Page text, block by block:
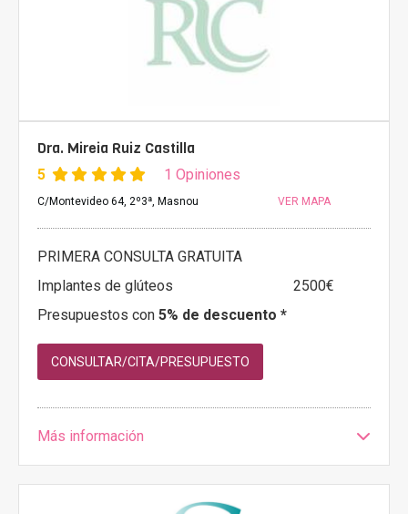
Dra. Mireia Ruiz Castilla
5 1 Opiniones
C/Montevideo 64, 2º3ª, Masnou VER MAPA
PRIMERA CONSULTA GRATUITA
Implantes de glúteos
2500€
Presupuestos con 5% de descuento *
CONSULTAR/CITA/PRESUPUESTO
Más información